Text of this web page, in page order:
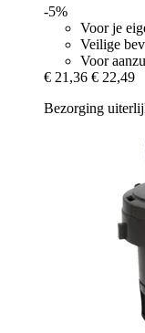
-5%
Voor je
Veilige
Voor
€ 21,36 € 22,49
Bezorging